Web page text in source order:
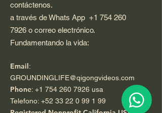
contáctenos.
a través de Whats App +1 754 260
7926 o correo electrónico.
Fundamentando la vida:
Email:
GROUNDINGLIFE@qigongvideos.com
Phone: +1 754 260 7926 usa
Telefono: +52 33 22 0 99 1 99